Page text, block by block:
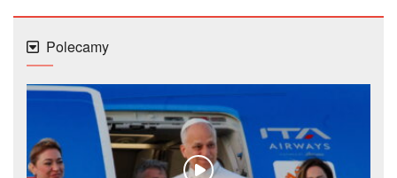
Polecamy